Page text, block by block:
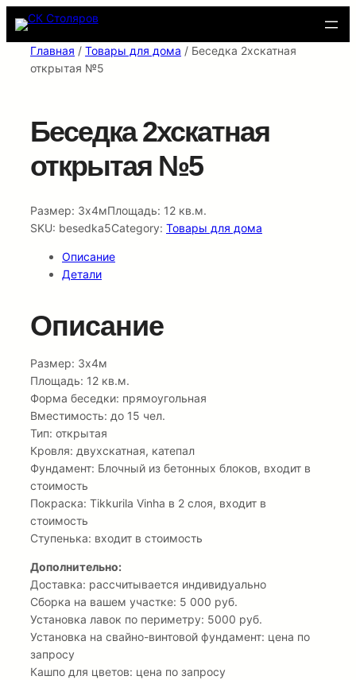
Перейти
содержимому
Главная / Товары для дома / Беседка 2хскатная
открытая №5
Беседка 2хскатная
открытая №5
Размер: 3х4мПлощадь: 12 кв.м.
SKU: besedka5Category: Товары для дома
Описание
Детали
Описание
Размер: 3х4м
Площадь: 12 кв.м.
Форма беседки: прямоугольная
Вместимость: до 15 чел.
Тип: открытая
Кровля: двухскатная, катепал
Фундамент: Блочный из бетонных блоков, входит в
стоимость
Покраска: Tikkurila Vinha в 2 слоя, входит в
стоимость
Ступенька: входит в стоимость
Дополнительно:
Доставка: рассчитывается индивидуально
Сборка на вашем участке: 5 000 руб.
Установка лавок по периметру: 5000 руб.
Установка на свайно-винтовой фундамент: цена по
запросу
Кашпо для цветов: цена по запросу